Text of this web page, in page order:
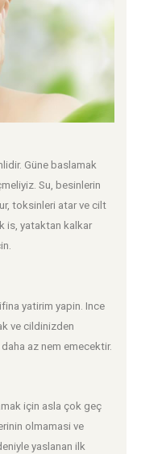
Güne baslamak
Su, besinlerin
toksinleri atar ve cilt
is, yataktan kalkar
yatirim yapin. Ince
ve cildinizden
az nem emecektir.
için asla çok geç
olmamasi ve
yaslanan ilk